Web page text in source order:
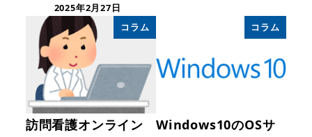
2025年2月27日
コラム
訪問看護オンライン
コラム
Windows10のOSサ